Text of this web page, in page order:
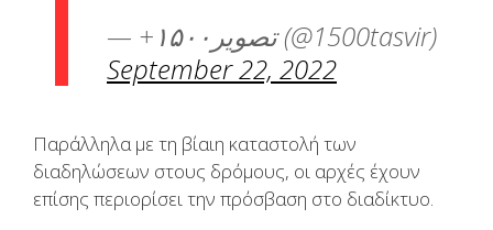
— +۱۵۰۰تصویر (@1500tasvir)
September 22, 2022
Παράλληλα με τη βίαιη καταστολή των
διαδηλώσεων στους δρόμους, οι αρχές έχουν
επίσης περιορίσει την πρόσβαση στο διαδίκτυο.